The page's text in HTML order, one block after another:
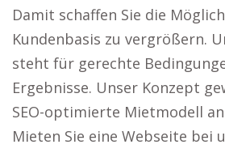
Damit schaffen Sie die
Kundenbasis zu vergrößern.
steht für gerechte
Ergebnisse. Unser Konzept
SEO-optimierte Mietmodell
Mieten Sie eine Webseite bei